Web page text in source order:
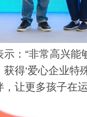
：“非常高兴
得‘爱心企业
让更多孩子在